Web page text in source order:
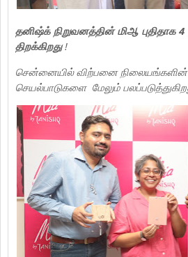
தனிஷ்க் நிறுவனத்தின் மிஆ
திறக்கிறது!
சென்னையில் விற்பனை நிலையங்களின்
செயல்பாடுகளை மேலும்